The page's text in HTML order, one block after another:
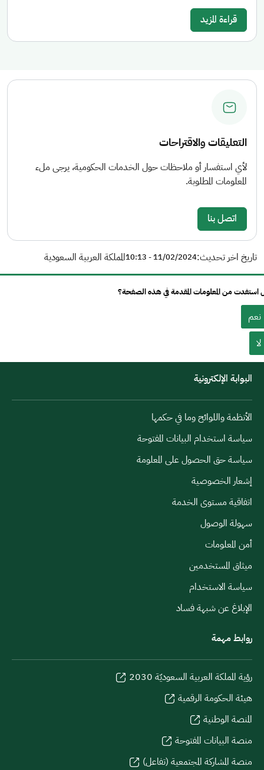
قراءة المزيد
التعليقات والاقتراحات
لأي استفسار أو ملاحظات حول الخدمات الحكومية، يرجى ملء
المعلومات المطلوبة.
اتصل بنا
تاريخ اخر تحديث:11/02/2024 - 10:13 المملكة العربية السعودية
استفدت من المعلومات المقدمة في هذه الصفحة؟
نعم
لا
البوابة الإلكترونية
الأنظمة واللوائح وما في حكمها
سياسة استخدام البيانات المفتوحة
سياسة حق الحصول على المعلومة
إشعار الخصوصية
اتفاقية مستوى الخدمة
سهولة الوصول
أمن المعلومات
ميثاق المستخدمين
سياسة الاستخدام
الإبلاغ عن شبهة فساد
روابط مهمة
رؤية المملكة العربية السعوديّة 2030
هيئة الحكومة الرقمية
المنصة الوطنية
منصة البيانات المفتوحة
منصة المشاركة المجتمعية (تفاعل)